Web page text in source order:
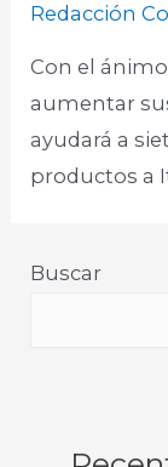
Redacción
Con el
aumentar
ayudará a
productos a
Buscar